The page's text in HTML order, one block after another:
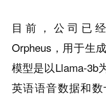
目前，公司已
Orpheus，用于生
模型是以Llama-3b
英语语音数据和